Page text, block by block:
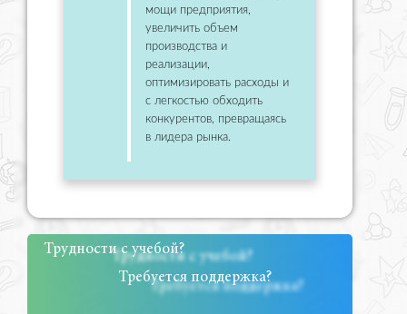
мощи предприятия,
увеличить объем
производства и
реализации,
оптимизировать расходы и
с легкостью обходить
конкурентов, превращаясь
в лидера рынка.
Трудности с учебой?
Требуется поддержка?